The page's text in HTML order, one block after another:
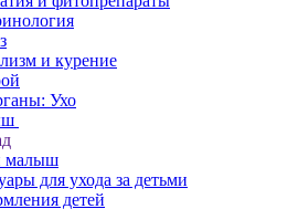
и курение
Ухо
малыш
для ухода за детьми
детей